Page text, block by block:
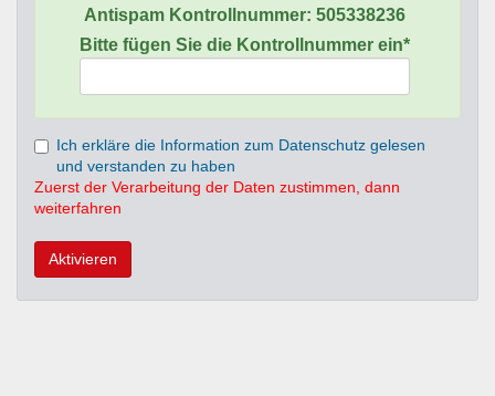
Antispam Kontrollnummer: 505338236
Bitte fügen Sie die Kontrollnummer ein*
Ich erkläre die Information zum Datenschutz gelesen
und verstanden zu haben
Zuerst der Verarbeitung der Daten zustimmen, dann
weiterfahren
Aktivieren